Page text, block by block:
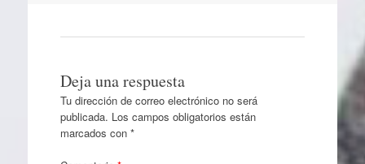
Deja una respuesta
Tu dirección de correo electrónico no será
publicada. Los campos obligatorios están
marcados con *